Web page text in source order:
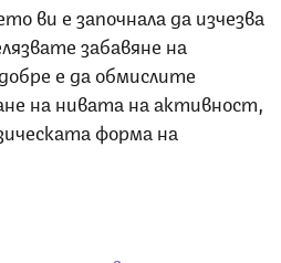
ви е започнала да изчезва
забавяне на
е да обмислите
на нивата на активност,
форма на